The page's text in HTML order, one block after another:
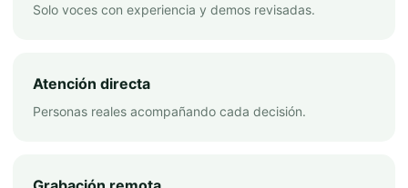
Solo voces con experiencia y demos revisadas.
Atención directa
Personas reales acompañando cada decisión.